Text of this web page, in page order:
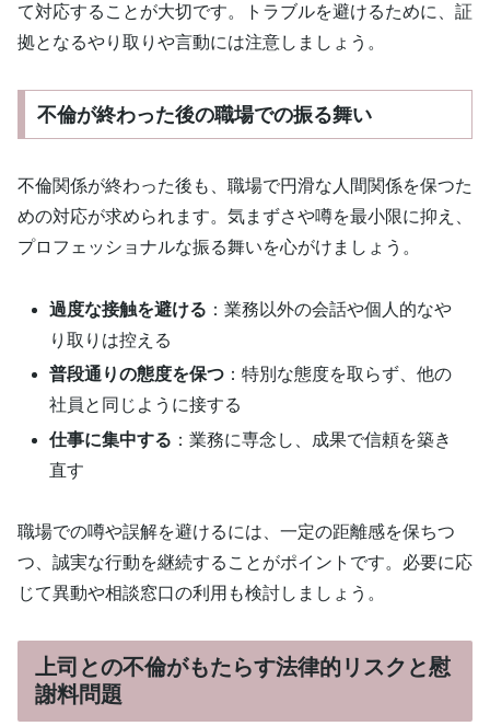
て対応することが大切です。トラブルを避けるために、証
拠となるやり取りや言動には注意しましょう。
不倫が終わった後の職場での振る舞い
不倫関係が終わった後も、職場で円滑な人間関係を保つた
めの対応が求められます。気まずさや噂を最小限に抑え、
プロフェッショナルな振る舞いを心がけましょう。
過度な接触を避ける ：業務以外の会話や個人的なや
り取りは控える
普段通りの態度を保つ ：特別な態度を取らず、他の
社員と同じように接する
仕事に集中する ：業務に専念し、成果で信頼を築き
直す
職場での噂や誤解を避けるには、一定の距離感を保ちつ
つ、誠実な行動を継続することがポイントです。必要に応
じて異動や相談窓口の利用も検討しましょう。
上司との不倫がもたらす法律的リスクと慰
謝料問題